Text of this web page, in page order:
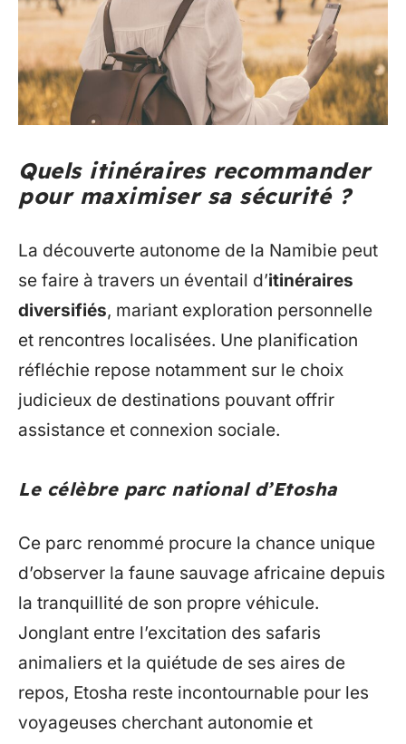
Quels itinéraires recommander
pour maximiser sa sécurité ?
La découverte autonome de la Namibie peut
se faire à travers un éventail d’itinéraires
diversifiés, mariant exploration personnelle
et rencontres localisées. Une planification
réfléchie repose notamment sur le choix
judicieux de destinations pouvant offrir
assistance et connexion sociale.
Le célèbre parc national d’Etosha
Ce parc renommé procure la chance unique
d’observer la faune sauvage africaine depuis
la tranquillité de son propre véhicule.
Jonglant entre l’excitation des safaris
animaliers et la quiétude de ses aires de
repos, Etosha reste incontournable pour les
voyageuses cherchant autonomie et